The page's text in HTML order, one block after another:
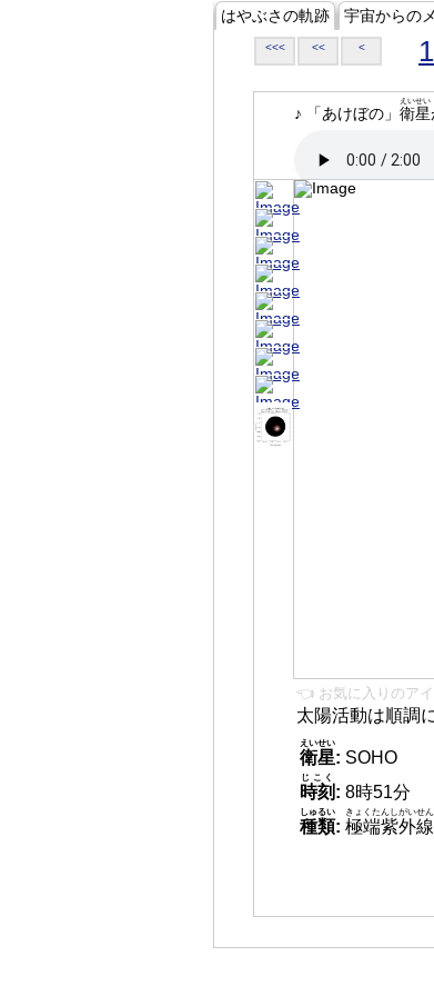
はやぶさの軌跡 宇宙からの
<<< << <
♪ 「あけぼの」 衛星
えいせい
👈 お気に入りのアイ
太陽活動は順調
衛星
えいせい
: SOHO
時刻
じこく
: 8時51分
種類
しゅるい
: 極端紫外線
きょくたんしがいせん